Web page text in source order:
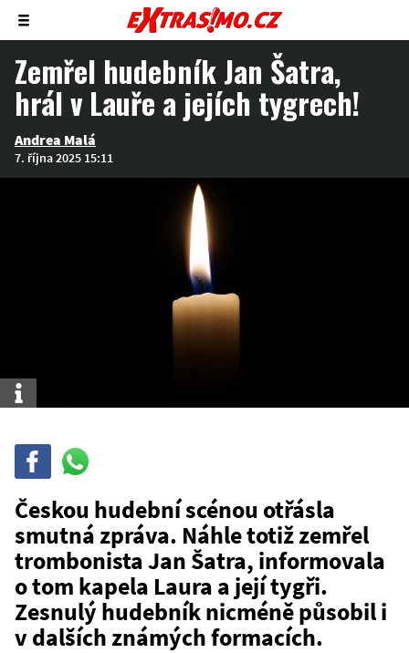
Zobrazit/skrýt
menu
Zemřel hudebník Jan Šatra,
hrál v Lauře a jejích tygrech!
Andrea Malá
7. října 2025 15:11
Info
Sdílej
WhatsAppu
Českou hudební scénou otřásla
smutná zpráva. Náhle totiž zemřel
trombonista Jan Šatra, informovala
o tom kapela Laura a její tygři.
Zesnulý hudebník nicméně působil i
v dalších známých formacích.